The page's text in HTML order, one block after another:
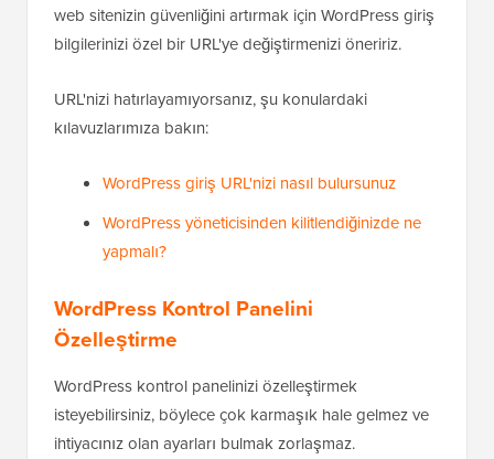
web sitenizin güvenliğini artırmak için WordPress giriş
bilgilerinizi özel bir URL'ye değiştirmenizi öneririz.
URL'nizi hatırlayamıyorsanız, şu konulardaki
kılavuzlarımıza bakın:
WordPress giriş URL'nizi nasıl bulursunuz
WordPress yöneticisinden kilitlendiğinizde ne
yapmalı?
WordPress Kontrol Panelini
Özelleştirme
WordPress kontrol panelinizi özelleştirmek
isteyebilirsiniz, böylece çok karmaşık hale gelmez ve
ihtiyacınız olan ayarları bulmak zorlaşmaz.